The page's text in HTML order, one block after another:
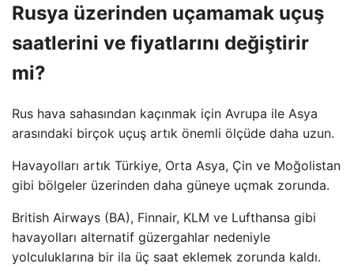
Rusya üzerinden uçamamak uçuş
saatlerini ve fiyatlarını değiştirir
mi?
Rus hava sahasından kaçınmak için Avrupa ile Asya
arasındaki birçok uçuş artık önemli ölçüde daha uzun.
Havayolları artık Türkiye, Orta Asya, Çin ve Moğolistan
gibi bölgeler üzerinden daha güneye uçmak zorunda.
British Airways (BA), Finnair, KLM ve Lufthansa gibi
havayolları alternatif güzergahlar nedeniyle
yolculuklarına bir ila üç saat eklemek zorunda kaldı.